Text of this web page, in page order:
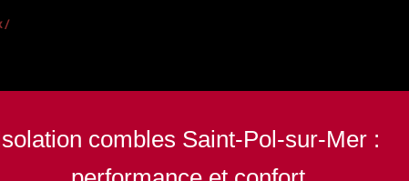
/
combles Saint-Pol-sur-Mer :